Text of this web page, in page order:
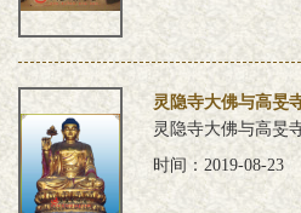
灵隐寺大佛与高旻
灵隐寺大佛与高旻
时间：2019-08-23